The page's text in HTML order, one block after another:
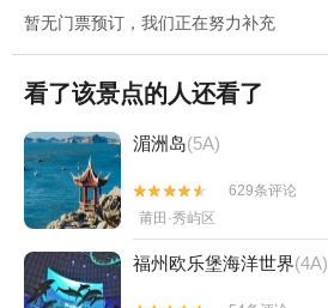
暂无门票预订，我们正在努力补充
看了该景点的人还看了
湄洲岛(5A)


629条评论
莆田·秀屿区
福州欧乐堡海洋世界(4A)